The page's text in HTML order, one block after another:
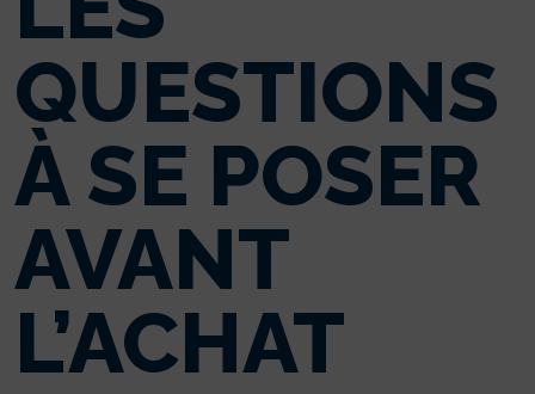
QUESTIONS
À SE POSER
AVANT
L’ACHAT